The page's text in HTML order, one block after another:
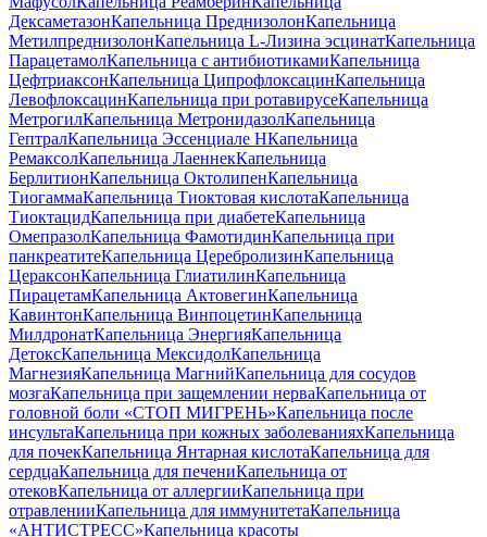
ДексаметазонКапельница ПреднизолонКапельница
МетилпреднизолонКапельница L-Лизина эсцинатКапельница
ПарацетамолКапельница с антибиотикамиКапельница
ЦефтриаксонКапельница ЦипрофлоксацинКапельница
ЛевофлоксацинКапельница при ротавирусеКапельница
МетрогилКапельница МетронидазолКапельница
ГептралКапельница Эссенциале НКапельница
РемаксолКапельница ЛаеннекКапельница
БерлитионКапельница ОктолипенКапельница
ТиогаммаКапельница Тиоктовая кислотаКапельница
ТиоктацидКапельница при диабетеКапельница
ОмепразолКапельница ФамотидинКапельница при
панкреатитеКапельница ЦеребролизинКапельница
ЦераксонКапельница ГлиатилинКапельница
ПирацетамКапельница АктовегинКапельница
КавинтонКапельница ВинпоцетинКапельница
МилдронатКапельница ЭнергияКапельница
ДетоксКапельница МексидолКапельница
МагнезияКапельница МагнийКапельница для сосудов
мозгаКапельница при защемлении нерваКапельница от
головной боли «СТОП МИГРЕНЬ»Капельница после
инсультаКапельница при кожных заболеванияхКапельница
для почекКапельница Янтарная кислотаКапельница для
сердцаКапельница для печениКапельница от
отековКапельница от аллергииКапельница при
отравленииКапельница для иммунитетаКапельница
«АНТИСТРЕСС»Капельница красоты